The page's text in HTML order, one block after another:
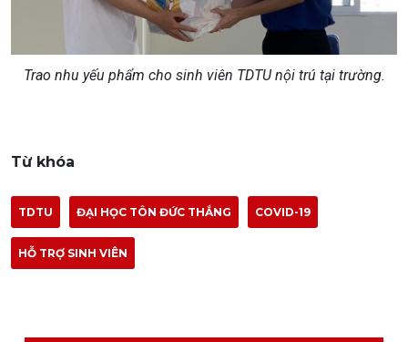
Trao nhu yếu phẩm cho sinh viên TDTU nội trú tại trường.
Từ khóa
TDTU ĐẠI HỌC TÔN ĐỨC THẮNG COVID-19
HỖ TRỢ SINH VIÊN